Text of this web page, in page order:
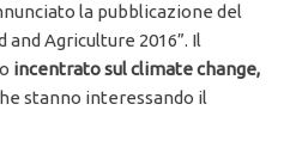
la pubblicazione del
Agriculture 2016”. Il
incentrato sul climate change,
stanno interessando il